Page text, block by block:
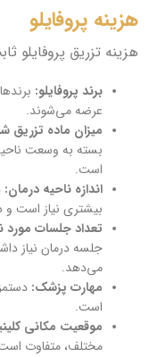
هزینه پروفایلو
هزینه تزریق پروفایلو
برند پروفایلو:
عرضه می‌شوند.
میزان ماده تزریق
بسته به وسعت
است.
اندازه ناحیه درمان:
بیشتری نیاز است و
تعداد جلسات مورد
جلسه درمان نیاز
می‌دهد.
مهارت پزشک:
است.
موقعیت مکانی
مختلف، متفاوت